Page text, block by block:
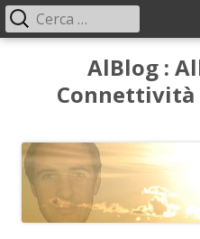
contenuto
AlBlog :
Connettività
Menu
principale
Ricerca
per: